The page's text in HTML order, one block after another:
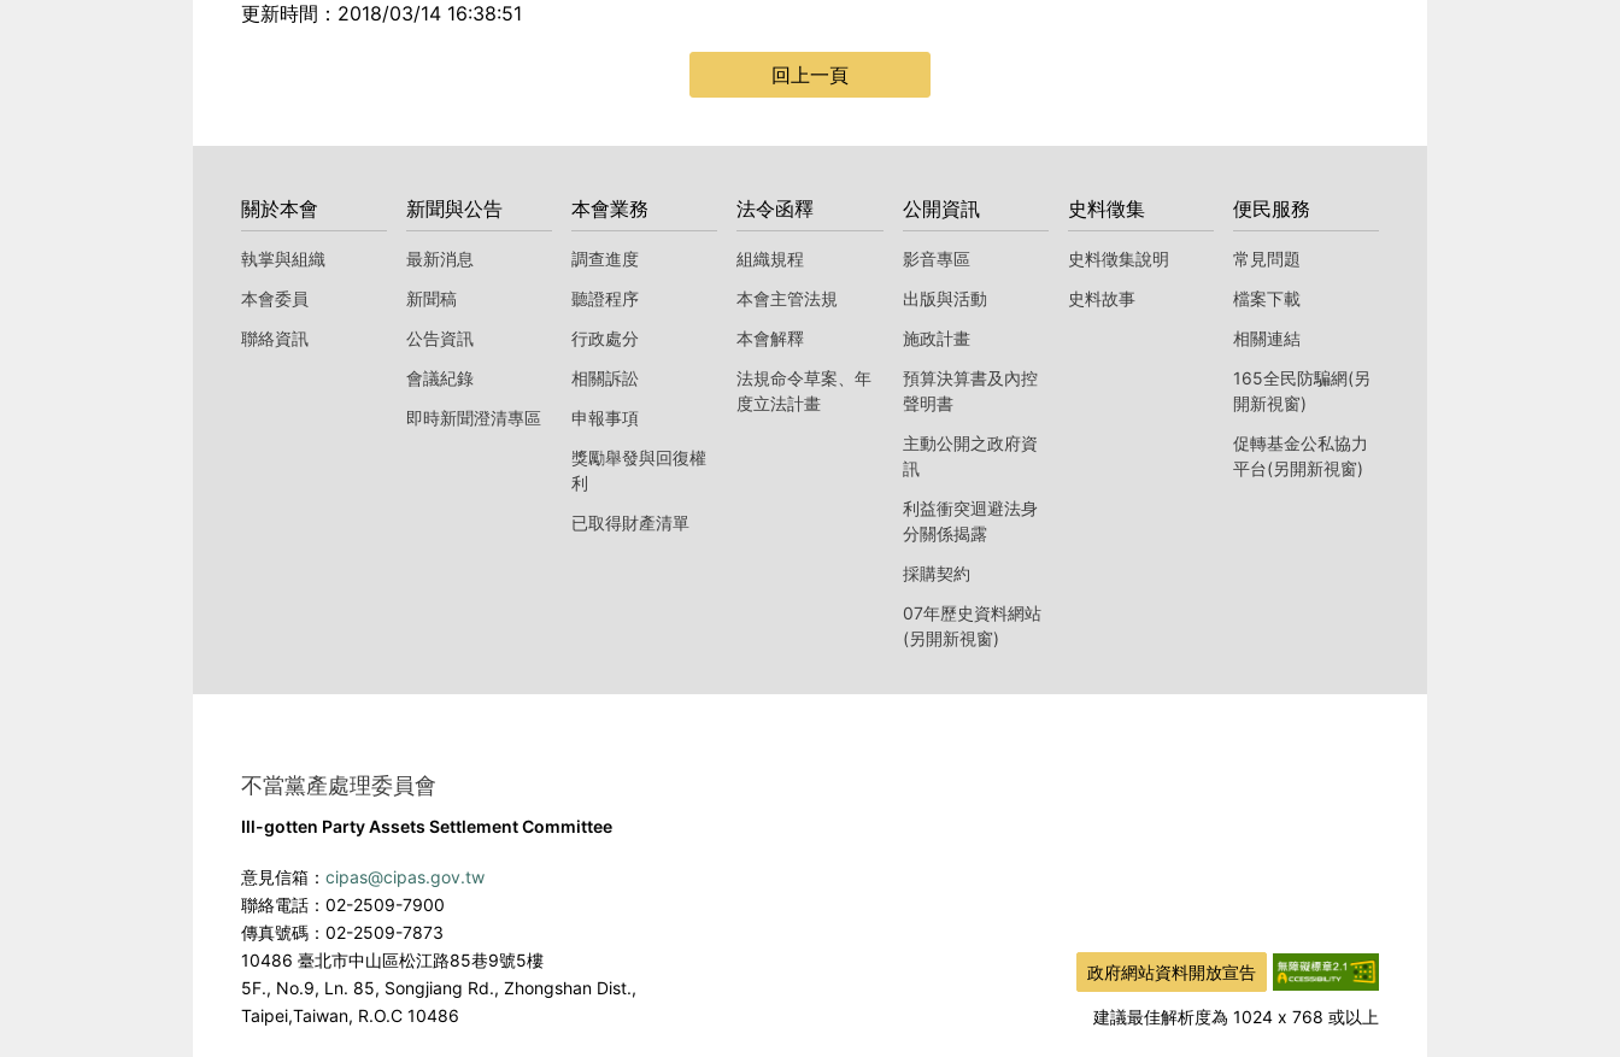
更新時間：2018/03/14 16:38:51
回上一頁
關於本會
執掌與組織
本會委員
聯絡資訊
新聞與公告
最新消息
新聞稿
公告資訊
會議紀錄
即時新聞澄清專區
本會業務
調查進度
聽證程序
行政處分
相關訴訟
申報事項
獎勵舉發與回復權
利
已取得財產清單
法令函釋
組織規程
本會主管法規
本會解釋
法規命令草案、年
度立法計畫
公開資訊
影音專區
出版與活動
施政計畫
預算決算書及內控
聲明書
主動公開之政府資
訊
利益衝突迴避法身
分關係揭露
採購契約
07年歷史資料網站
(另開新視窗)
史料徵集
史料徵集說明
史料故事
便民服務
常見問題
檔案下載
相關連結
165全民防騙網(另
開新視窗)
促轉基金公私協力
平台(另開新視窗)
不當黨產處理委員會
Ill-gotten Party Assets Settlement Committee
意見信箱： cipas@cipas.gov.tw
聯絡電話：02-2509-7900
傳真號碼：02-2509-7873
10486 臺北市中山區松江路85巷9號5樓
5F., No.9, Ln. 85, Songjiang Rd., Zhongshan Dist.,
Taipei,Taiwan, R.O.C 10486
政府網站資料開放宣告
建議最佳解析度為 1024 x 768 或以上